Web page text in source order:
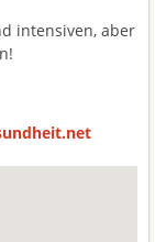
intensiven, aber